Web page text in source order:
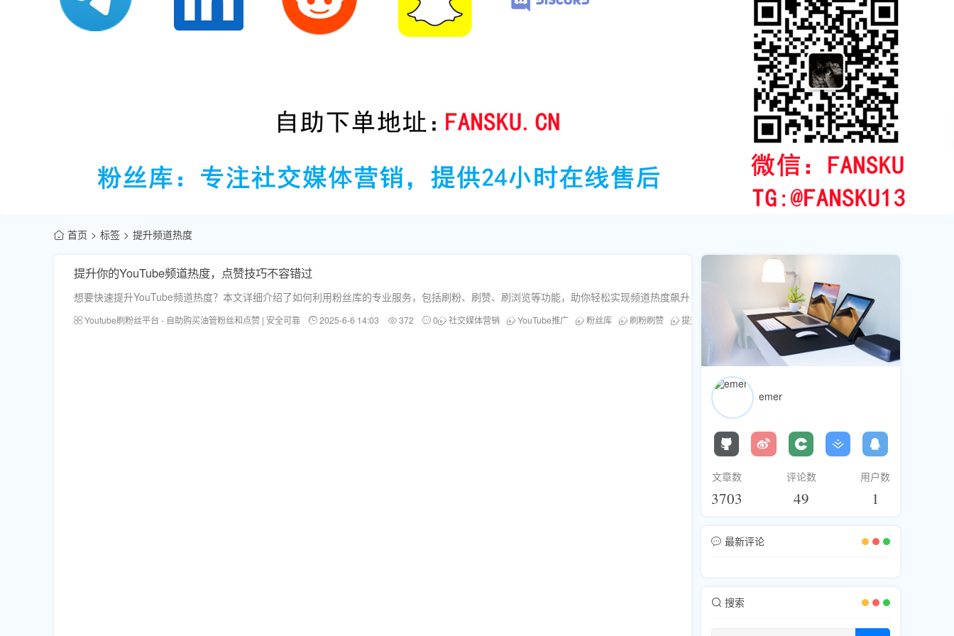
首页 标签 提升频道热度
提升你的YouTube频道热度，点赞技巧不容错过
想要快速提升YouTube频道热度？本文详细介绍了如何利用粉丝库的专业服务，包括刷粉、刷赞、刷浏览等功能，助你轻松实现频道热度飙升！
Youtube刷粉丝平台 - 自助购买油管粉丝和点赞 | 安全可靠 2025-6-6 14:03 372 0 社交媒体营销 YouTube推广 粉丝库 刷粉刷赞 提升频道热度
emer
文章数
3703
评论数
49
用户数
1
最新评论
搜索